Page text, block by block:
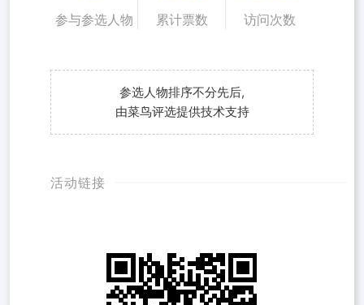
参与参选人物 累计票数 访问次数
参选人物排序不分先后,
由菜鸟评选提供技术支持
活动链接